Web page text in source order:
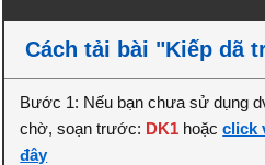
Cách tải bài "Kiếp dã
Bước 1: Nếu bạn chưa sử dụng
chờ, soạn trước: DK1 hoặcclick
đây